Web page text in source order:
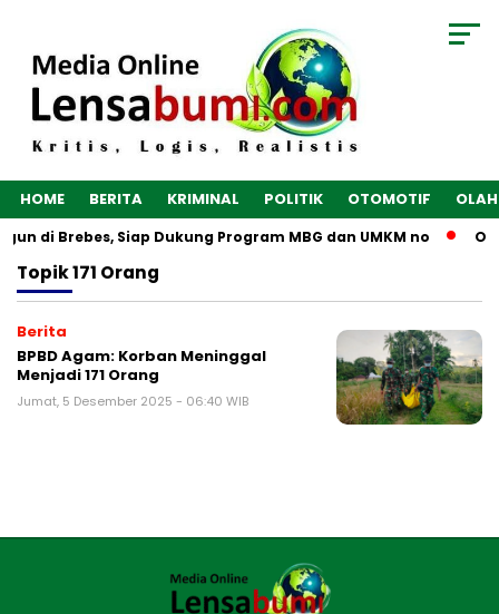
HOME BERITA KRIMINAL POLITIK OTOMOTIF
di Brebes, Siap Dukung Program MBG dan UMKM no
Topik171 Orang
Berita
BPBD Agam: Korban Meninggal
Menjadi 171 Orang
Jumat, 5 Desember 2025 - 06:40 WIB